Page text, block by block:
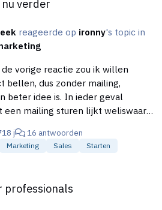
op andere manieren moeten doen.
bijzonder resultaat. De meeste
vlak die ik voorbij heb zien komen
Lege forums, geen
Bied je informatie
inschrijfgeld of registratie eisen.
verdienen met advertenties,
ludieke acties. Dat zal al moeilijk
meerdere vergelijkbare sites.
je nu onderscheidend bent is dat
verder
reageerde op ironny's topic in
vorige reactie zou ik willen
bellen, dus zonder mailing,
beter idee is. In ieder geval
gelezen. Zeker als je niet
kun je jezelf die postzegels dan
18 j 16 antwoorden
Marketing Sales Starten
professionals